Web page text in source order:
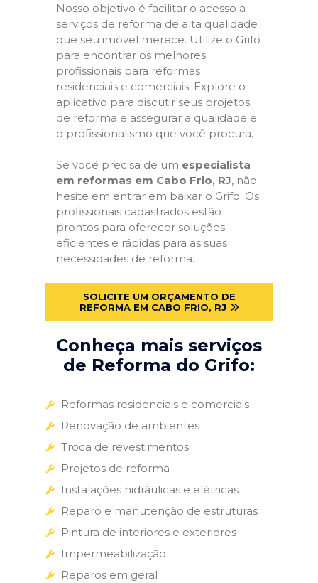
Nosso objetivo é facilitar o acesso a
serviços de reforma de alta qualidade
que seu imóvel merece. Utilize o Grifo
para encontrar os melhores
profissionais para reformas
residenciais e comerciais. Explore o
aplicativo para discutir seus projetos
de reforma e assegurar a qualidade e
o profissionalismo que você procura.
Se você precisa de um especialista
em reformas em Cabo Frio, RJ, não
hesite em entrar em baixar o Grifo. Os
profissionais cadastrados estão
prontos para oferecer soluções
eficientes e rápidas para as suas
necessidades de reforma.
SOLICITE UM ORÇAMENTO DE
REFORMA EM CABO FRIO, RJ
Conheça mais serviços
de Reforma do Grifo:
Reformas residenciais e comerciais
Renovação de ambientes
Troca de revestimentos
Projetos de reforma
Instalações hidráulicas e elétricas
Reparo e manutenção de estruturas
Pintura de interiores e exteriores
Impermeabilização
Reparos em geral